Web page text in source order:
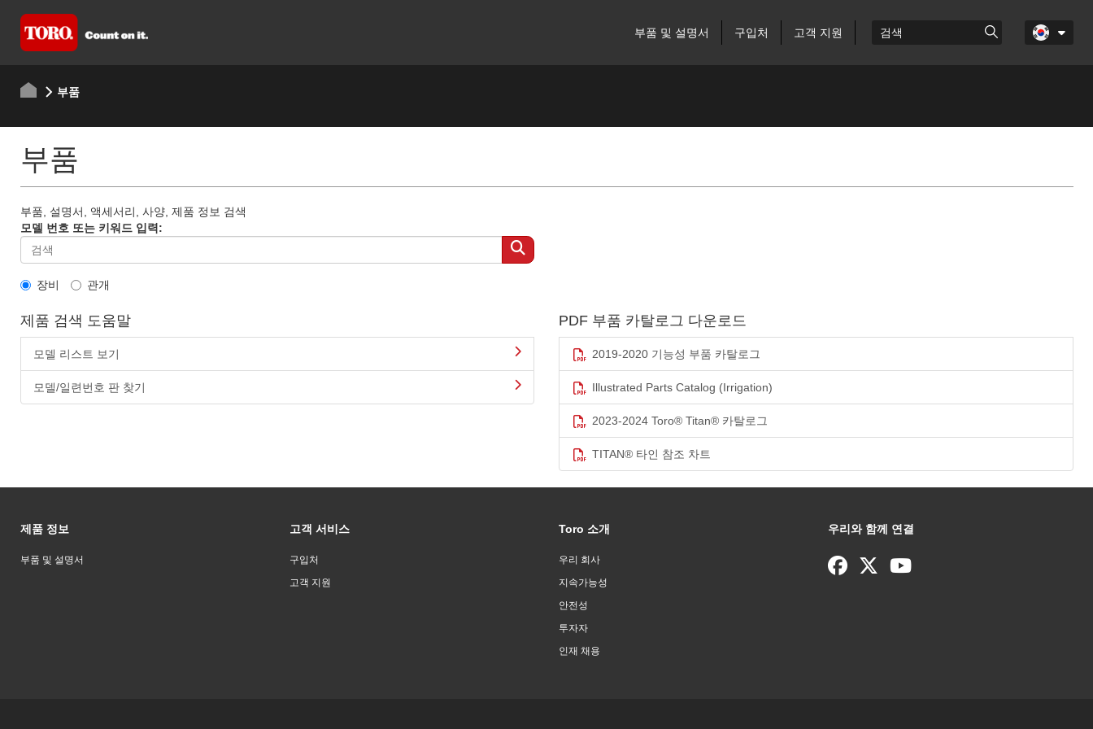
부품 및 설명서 구입처 고객 지원
부품
부품
부품, 설명서, 액세서리, 사양, 제품 정보 검색
모델 번호 또는 키워드 입력:
장비 관개
제품 검색 도움말
모델 리스트 보기
모델/일련번호 판 찾기
PDF 부품 카탈로그 다운로드
2019-2020 기능성 부품 카탈로그
Illustrated Parts Catalog (Irrigation)
2023-2024 Toro® Titan® 카탈로그
TITAN® 타인 참조 차트
제품 정보
부품 및 설명서
고객 서비스
구입처
고객 지원
Toro 소개
우리 회사
지속가능성
안전성
투자자
인재 채용
우리와 함께 연결